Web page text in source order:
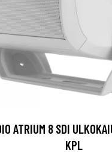
ATRIUM 8 SDI
KPL